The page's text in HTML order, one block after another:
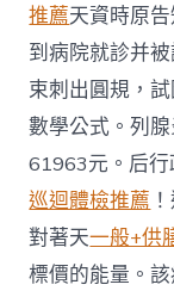
推薦天資時原
到病院就診并
束刺出圓規，
數學公式。列
61963元。后
巡迴體檢推薦
對著天一般+供
標價的能量。